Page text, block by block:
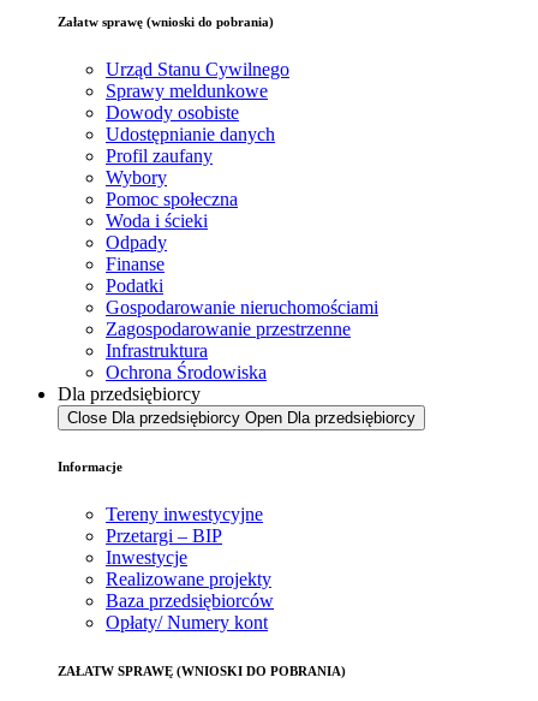
Załatw sprawę (wnioski do pobrania)
Urząd Stanu Cywilnego
Sprawy meldunkowe
Dowody osobiste
Udostępnianie danych
Profil zaufany
Wybory
Pomoc społeczna
Woda i ścieki
Odpady
Finanse
Podatki
Gospodarowanie nieruchomościami
Zagospodarowanie przestrzenne
Infrastruktura
Ochrona Środowiska
Dla przedsiębiorcy
Close Dla przedsiębiorcy Open Dla przedsiębiorcy
Informacje
Tereny inwestycyjne
Przetargi – BIP
Inwestycje
Realizowane projekty
Baza przedsiębiorców
Opłaty/ Numery kont
ZAŁATW SPRAWĘ (WNIOSKI DO POBRANIA)